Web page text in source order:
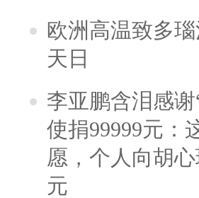
欧洲高温致多
天日
李亚鹏含泪感
使捐99999元：
愿，个人向胡
元